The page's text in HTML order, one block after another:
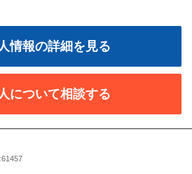
情報の詳細を見る
について相談する
61457